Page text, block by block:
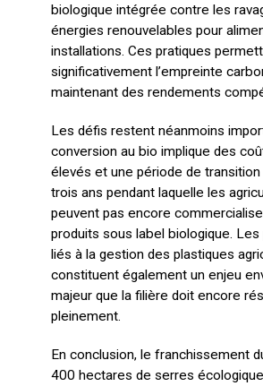
biologique intégrée contre les
énergies renouvelables pour
installations. Ces pratiques
significativement l’empreinte
maintenant des rendements
Les défis restent néanmoins
conversion au bio implique des
élevés et une période de
trois ans pendant laquelle les
peuvent pas encore
produits sous label biologique.
liés à la gestion des plastiques
constituent également un enjeu
majeur que la filière doit encore
pleinement.
En conclusion, le franchissement
400 hectares de serres